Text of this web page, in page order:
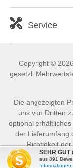
Service
Copyright ©
gesetzl.
Die angezeigten
uns von Dritten
optional
der Lieferumfang
Richtigkeit
SEHR GUT
aus 891
Informationen